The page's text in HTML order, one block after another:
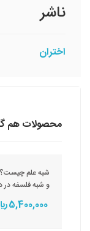
ناشر
اختران
محصولات هم
شبه علم چیست؟
و شبه فلسفه
5,400,000 ريال